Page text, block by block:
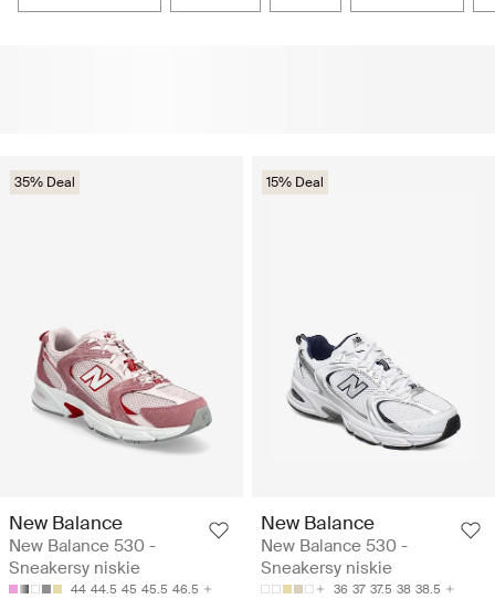
35% Deal
New Balance
New Balance 530 -
Sneakersy niskie
44 44.5 45 45.5 46.5
15% Deal
New Balance
New Balance 530 -
Sneakersy niskie
36 37 37.5 38 38.5